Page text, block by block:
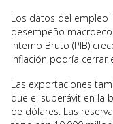
Los datos del empleo
desempeño
Interno Bruto (PIB)
inflación podría cerrar
Las exportaciones
que el superávit en la
de dólares. Las